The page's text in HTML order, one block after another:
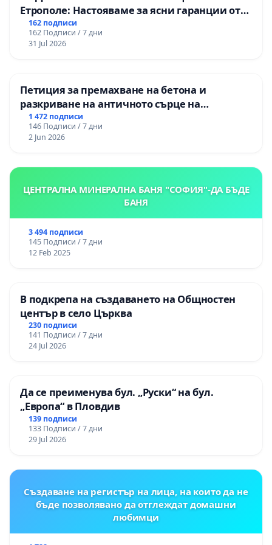
Етрополе: Настояваме за ясни гаранции от
“Елаците-МЕД” АД и от държавата, че ще се
изпълнят всички екологични норми!
162 подписи
162 Подписи / 7 дни
31 Jul 2026
Петиция за премахване на бетона и
разкриване на античното сърце на
Могиланската могила във Враца
1 472 подписи
146 Подписи / 7 дни
2 Jun 2026
ЦЕНТРАЛНА МИНЕРАЛНА БАНЯ "СОФИЯ"-ДА БЪДЕ
БАНЯ
3 494 подписи
145 Подписи / 7 дни
12 Feb 2025
В подкрепа на създаването на Общностен
център в село Църква
230 подписи
141 Подписи / 7 дни
24 Jul 2026
Да се преименува бул. „Руски“ на бул.
„Европа“ в Пловдив
139 подписи
133 Подписи / 7 дни
29 Jul 2026
Създаване на регистър на лица, на които да не
бъде позволявано да отглеждат домашни
любимци